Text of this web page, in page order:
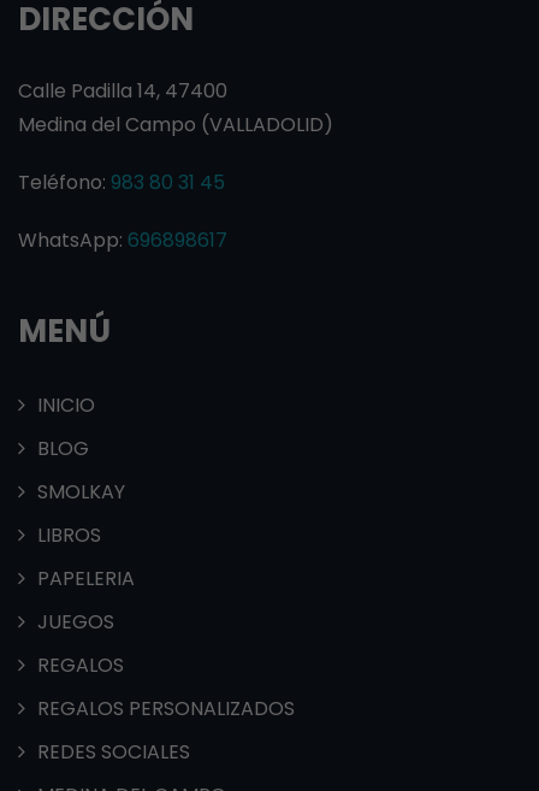
DIRECCIÓN
Calle Padilla 14, 47400
Medina del Campo (VALLADOLID)
Teléfono: 983 80 31 45
WhatsApp: 696898617
MENÚ
INICIO
BLOG
SMOLKAY
LIBROS
PAPELERIA
JUEGOS
REGALOS
REGALOS PERSONALIZADOS
REDES SOCIALES